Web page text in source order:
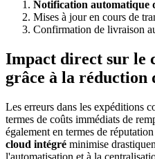
Notification automatique
Mises à jour en cours de
Confirmation de livraison
Impact direct sur le
grâce à la réduction
Les erreurs dans les expéditions
termes de coûts immédiats de
également en termes de
cloud intégré minimise
l'automatisation et à la